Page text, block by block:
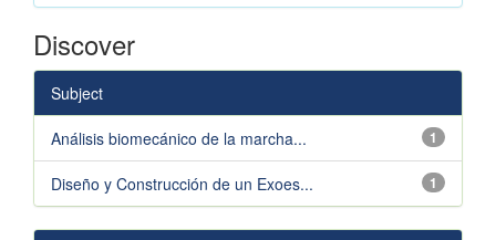
Discover
Subject
1
Análisis biomecánico de la marcha...
1
Diseño y Construcción de un Exoes...